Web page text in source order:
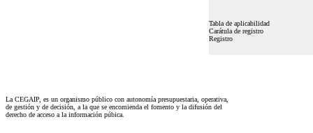
Tabla de aplicabilidad
Carátula de registro
Registro
La CEGAIP, es un organismo público con autonomía presupuestaria, operativa,
de gestión y de decisión, a la que se encomienda el fomento y la difusión del
derecho de acceso a la información púbica.